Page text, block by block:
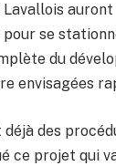
auront
se
du
envisagées
des
ce projet qui